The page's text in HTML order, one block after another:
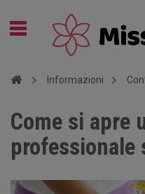
Informazioni
Come si apre
professionale